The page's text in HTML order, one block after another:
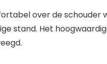
over de schouder
stand. Het